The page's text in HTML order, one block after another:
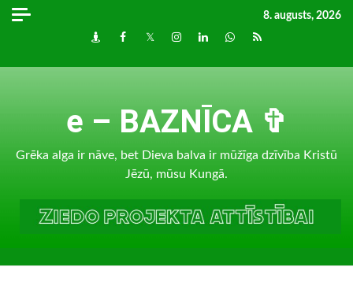
Skip
8. augusts, 2026
DraugiemFacebook
TwitterInstagram
LinkedInwhatsapp
RSS
e – BAZNĪCA ✞
Grēka alga ir nāve, bet Dieva balva ir mūžīga dzīvība Kristū
Jēzū, mūsu Kungā.